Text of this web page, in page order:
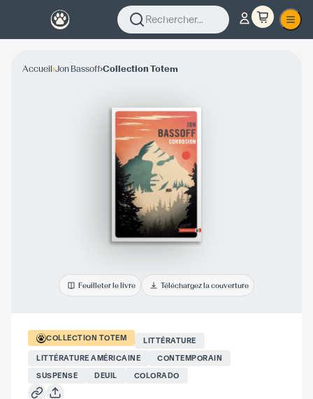
Rechercher...
Accueil›Jon Bassoff›Collection Totem
Feuilleter le livre Téléchargez la couverture
COLLECTION TOTEM
LITTÉRATURE
LITTÉRATURE AMÉRICAINE
CONTEMPORAIN
SUSPENSE
DEUIL COLORADO